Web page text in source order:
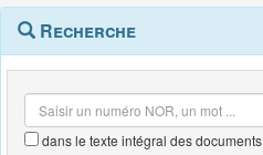
Navigation
outils
Menu
contextuel
Recherche
dans le texte intégral des documents